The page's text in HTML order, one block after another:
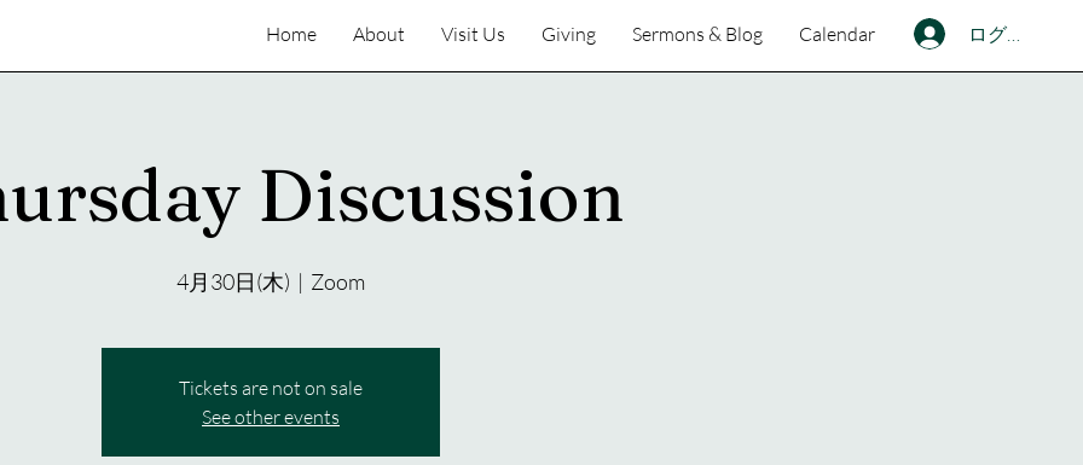
Home About Visit Us Giving Sermons & Blog Calendar ログイン
Discussion
4月30日(木)
  |
Zoom
Tickets are not on sale
See other events